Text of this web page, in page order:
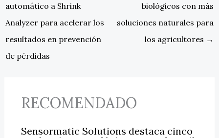
automático a Shrink
Analyzer para acelerar los
resultados en prevención
de pérdidas
biológicos con más
soluciones naturales para
los agricultores →
RECOMENDADO
Sensormatic Solutions destaca cinco